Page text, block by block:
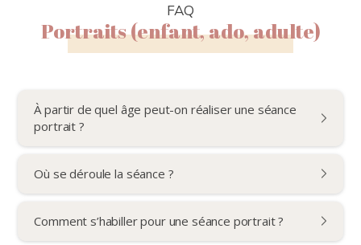
FAQ
Portraits (enfant, ado, adulte)
À partir de quel âge peut-on réaliser une séance
portrait ?
Où se déroule la séance ?
Comment s’habiller pour une séance portrait ?